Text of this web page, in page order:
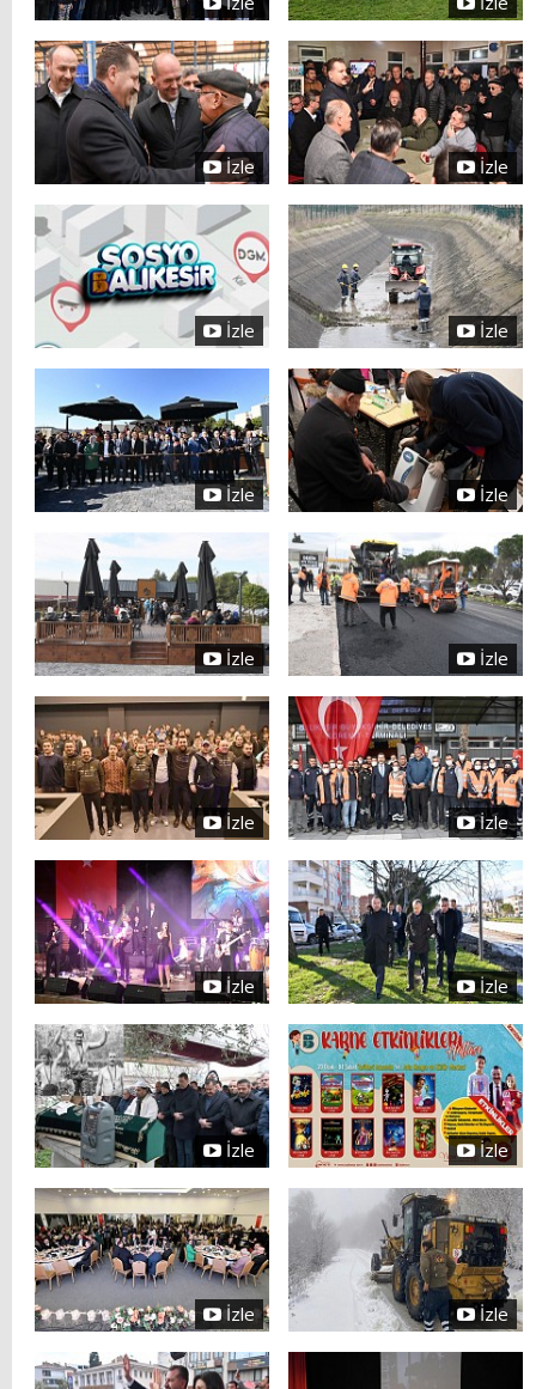
İzle İzle
İzle İzle
İzle İzle
İzle İzle
İzle İzle
İzle İzle
İzle İzle
İzle İzle